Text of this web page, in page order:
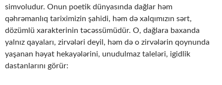
simvoludur. Onun poetik dünyasında dağlar həm
qəhrəmanlıq tariximizin şahidi, həm də xalqımızın sərt,
dözümlü xarakterinin təcəssümüdür. O, dağlara baxanda
yalnız qayaları, zirvələri deyil, həm də o zirvələrin qoynunda
yaşanan həyat hekayələrini, unudulmaz taleləri, igidlik
dastanlarını görür: